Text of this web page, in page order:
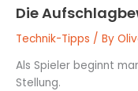
Die
Technik-Tipps / By
Als Spieler beginnt
Stellung.